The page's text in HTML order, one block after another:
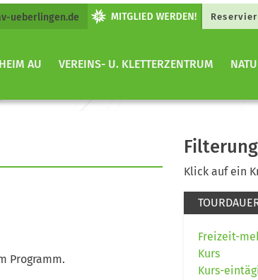
ueberlingen.de
AU VEREINS- U. KLETTERZENTRUM
Programm.
Filterung
Klick auf ein
Freizeit-
Kurs
Kurs-